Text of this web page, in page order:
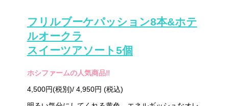
フリルブーケパッション8本&ホテ
ルオークラ
スイーツアソート5個
ホシファームの人気商品‼
4,500円(税別)/ 4,950円 (税込)